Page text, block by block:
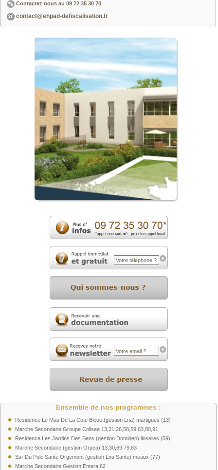
Contactez nous au 09 72 35 30 70
contact@ehpad-defiscalisation.fr
Ensemble de nos programmes :
Residence Le Mas De La Cote Bleue (gestion Lna) martigues (13)
Marche Secondaire Groupe Colisee 13,21,26,58,59,63,80,91
Residence Les Jardins Des Sens (gestion Domidep) linselles (59)
Marche Secondaire (gestion Orpea) 13,30,69,79,83
Ssr Du Pole Sante Orgemont (gestion Lna Sante) meaux (77)
Marche Secondaire Gestion Emera 62